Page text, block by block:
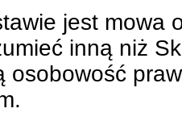
jest mowa
inną niż
osobowość